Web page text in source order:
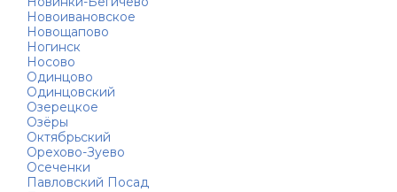
Новоивановское
Новощапово
Ногинск
Носово
Одинцово
Одинцовский
Озерецкое
Озёры
Октябрьский
Орехово-Зуево
Осеченки
Павловский Посад